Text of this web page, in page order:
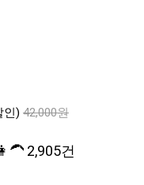
인) 42,000원
2,905건